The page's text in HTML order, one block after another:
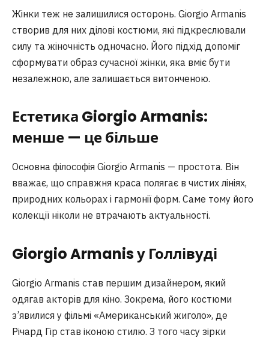
Жінки теж не залишилися осторонь. Giorgio Armanis
створив для них ділові костюми, які підкреслювали
силу та жіночність одночасно. Його підхід допоміг
сформувати образ сучасної жінки, яка вміє бути
незалежною, але залишається витонченою.
Естетика Giorgio Armanis:
менше — це більше
Основна філософія Giorgio Armanis — простота. Він
вважає, що справжня краса полягає в чистих лініях,
природних кольорах і гармонії форм. Саме тому його
колекції ніколи не втрачають актуальності.
Giorgio Armanis у Голлівуді
Giorgio Armanis став першим дизайнером, який
одягав акторів для кіно. Зокрема, його костюми
з’явилися у фільмі «Американський жиголо», де
Річард Гір став іконою стилю. З того часу зірки